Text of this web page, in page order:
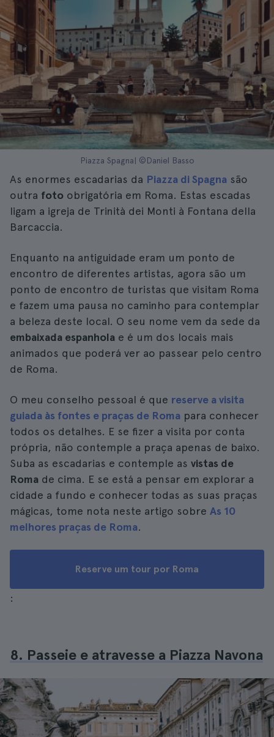
Piazza Spagna| ©Daniel Basso
As enormes escadarias da Piazza di Spagna são
outra foto obrigatória em Roma. Estas escadas
ligam a igreja de Trinità dei Monti à Fontana della
Barcaccia.
Enquanto na antiguidade eram um ponto de
encontro de diferentes artistas, agora são um
ponto de encontro de turistas que visitam Roma
e fazem uma pausa no caminho para contemplar
a beleza deste local. O seu nome vem da sede da
embaixada espanhola e é um dos locais mais
animados que poderá ver ao passear pelo centro
de Roma.
O meu conselho pessoal é que reserve a visita
guiada às fontes e praças de Roma para conhecer
todos os detalhes. E se fizer a visita por conta
própria, não contemple a praça apenas de baixo.
Suba as escadarias e contemple as vistas de
Roma de cima. E se está a pensar em explorar a
cidade a fundo e conhecer todas as suas praças
mágicas, tome nota neste artigo sobre As 10
melhores praças de Roma.
Reserve um tour por Roma
:
8. Passeie e atravesse a Piazza Navona